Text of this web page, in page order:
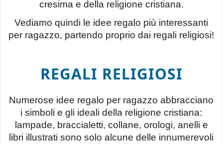
cresima e della religione cristiana.
Vediamo quindi le idee regalo più interessanti
per ragazzo, partendo proprio dai regali religiosi!
REGALI RELIGIOSI
Numerose idee regalo per ragazzo abbracciano
i simboli e gli ideali della religione cristiana:
lampade, braccialetti, collane, orologi, anelli e
libri illustrati sono solo alcune delle innumerevoli